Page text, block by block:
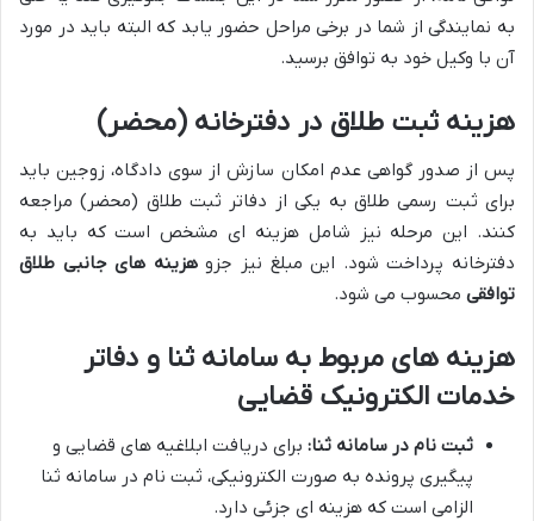
به نمایندگی از شما در برخی مراحل حضور یابد که البته باید در مورد
آن با وکیل خود به توافق برسید.
هزینه ثبت طلاق در دفترخانه (محضر)
پس از صدور گواهی عدم امکان سازش از سوی دادگاه، زوجین باید
برای ثبت رسمی طلاق به یکی از دفاتر ثبت طلاق (محضر) مراجعه
کنند. این مرحله نیز شامل هزینه ای مشخص است که باید به
دفترخانه پرداخت شود. این مبلغ نیز جزوهزینه های جانبی طلاق
توافقی محسوب می شود.
هزینه های مربوط به سامانه ثنا و دفاتر
خدمات الکترونیک قضایی
ثبت نام در سامانه ثنا: برای دریافت ابلاغیه های قضایی و
پیگیری پرونده به صورت الکترونیکی، ثبت نام در سامانه ثنا
الزامی است که هزینه ای جزئی دارد.